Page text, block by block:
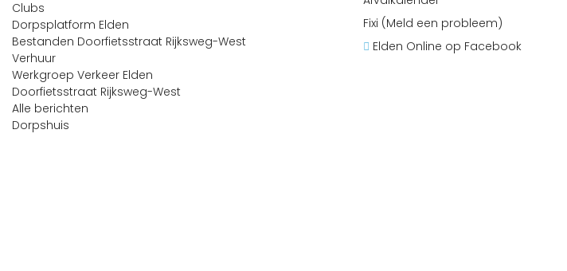
Clubs
Dorpsplatform Elden
Bestanden Doorfietsstraat Rijksweg-West
Verhuur
Werkgroep Verkeer Elden
Doorfietsstraat Rijksweg-West
Alle berichten
Dorpshuis
Fixi (Meld een probleem)
Elden Online op Facebook